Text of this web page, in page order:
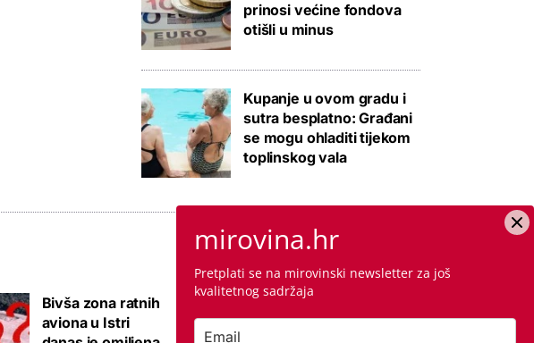
prinosi većine fondova
otišli u minus
Kupanje u ovom gradu i
sutra besplatno: Građani
se mogu ohladiti tijekom
toplinskog vala
Bivša zona ratnih
aviona u Istri
Raspisana dva
mega natječaja za
mirovina.hr
Pretplati se na mirovinski newsletter za još
kvalitetnog sadržaja